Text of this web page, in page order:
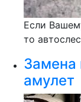
Если
то
Замена
амулет